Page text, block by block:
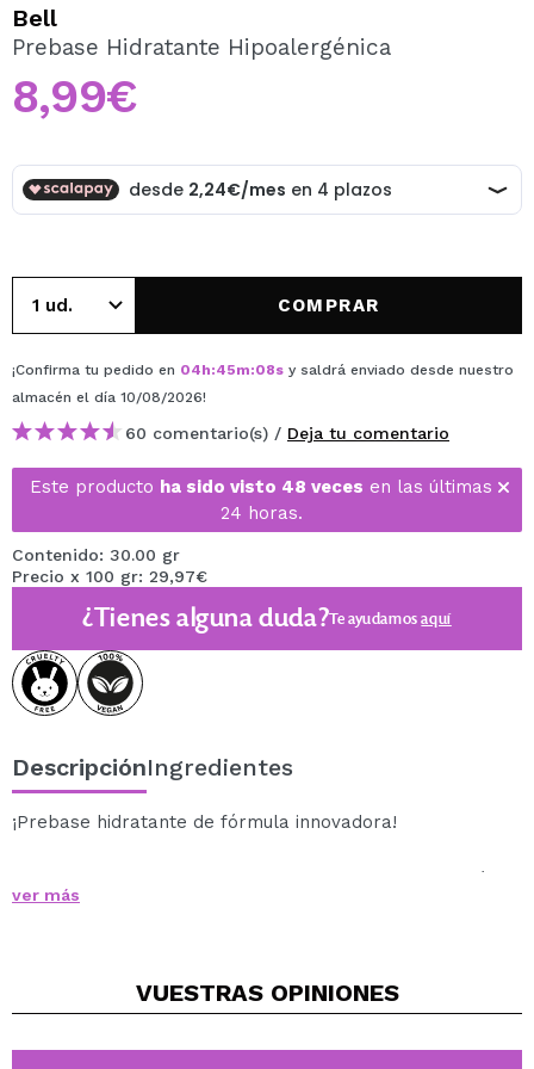
Al crear una cuenta en Maquillalia.com podrás realizar
tus compras rápidamente, revisar el estado de tus
pedidos y consultar tus operaciones anteriores.
CREAR CUENTA
Bell
Prebase Hidratante Hipoalergénica
8,99€
COMPRAR
¡Confirma tu pedido en 04h:45m:08s y saldrá enviado desde nuestro
almacén el día 10/08/2026!
60 comentario(s) / Deja tu comentario
Este producto ha sido visto 48 veces en las últimas
24 horas.
Contenido: 30.00 gr
Precio x 100 gr: 29,97€
¿Tienes alguna duda?Te ayudamosaquí
DescripciónIngredientes
¡Prebase hidratante de fórmula innovadora!
El complejo de planta de azúcar mejora la hidratación,
fortalece la barrera de la piel y reduce la pérdida de
ácido hialurónico y extracto de hojas de aloe.
alivia irritaciones de forma eficaz.
ver más
VUESTRAS OPINIONES